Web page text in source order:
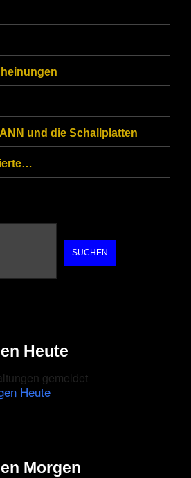
und die Schallplatten
SUCHEN
Heute
gemeldet
Heute
Morgen